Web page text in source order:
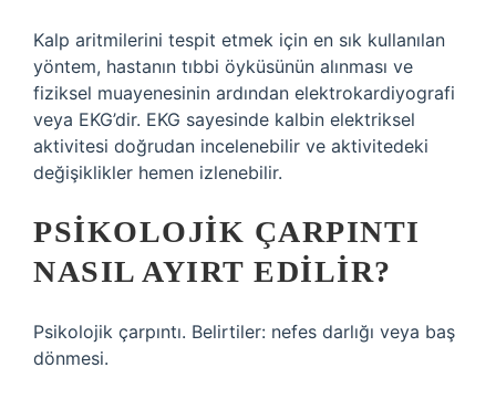
Kalp aritmilerini tespit etmek için en sık kullanılan
yöntem, hastanın tıbbi öyküsünün alınması ve
fiziksel muayenesinin ardından elektrokardiyografi
veya EKG’dir. EKG sayesinde kalbin elektriksel
aktivitesi doğrudan incelenebilir ve aktivitedeki
değişiklikler hemen izlenebilir.
PSIKOLOJIK ÇARPINTI
NASIL AYIRT EDILIR?
Psikolojik çarpıntı. Belirtiler: nefes darlığı veya baş
dönmesi.